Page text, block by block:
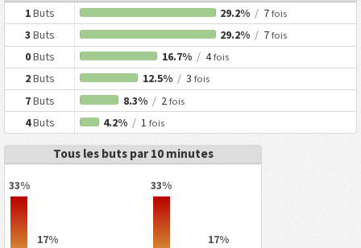
1Buts 29.2% / 7fois
3 Buts 29.2% / 7fois
0Buts 16.7% /4fois
2Buts 12.5% /3 fois
7Buts 8.3% /2 fois
4Buts 4.2% / 1fois
Tous les buts par 10 minutes
33%
17%
33%
17%